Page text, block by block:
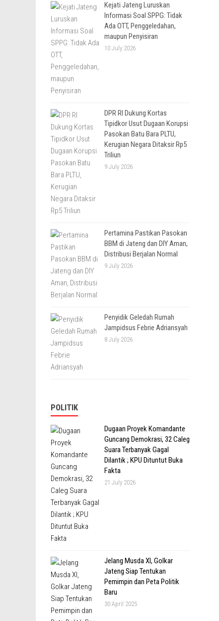
Kejati Jateng Luruskan
Informasi Soal SPPG: Tidak
Ada OTT, Penggeledahan,
maupun Penyisiran
10 July 2026
DPR RI Dukung Kortas
Tipidkor Usut Dugaan Korupsi
Pasokan Batu Bara PLTU,
Kerugian Negara Ditaksir Rp5
Triliun
9 July 2026
Pertamina Pastikan Pasokan
BBM di Jateng dan DIY Aman,
Distribusi Berjalan Normal
9 July 2026
Penyidik Geledah Rumah
Jampidsus Febrie Adriansyah
8 July 2026
POLITIK
Dugaan Proyek Komandante
Guncang Demokrasi, 32 Caleg
Suara Terbanyak Gagal
Dilantik ; KPU Dituntut Buka
Fakta
21 July 2026
Jelang Musda XI, Golkar
Jateng Siap Tentukan
Pemimpin dan Peta Politik
Baru
30 April 2025